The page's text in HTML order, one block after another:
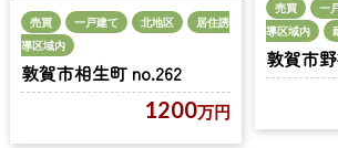
売買 一戸建て 北地区
居住誘
導区域内
敦賀市相生町 no.262
1200万円
売買 一
導区域内
敦賀市